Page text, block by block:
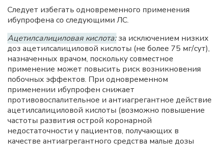
Следует избегать одновременного применения
ибупрофена со следующими ЛС.
Ацетилсалициловая кислота:за исключением низких
доз ацетилсалициловой кислоты (не более 75 мг/сут),
назначенных врачом, поскольку совместное
применение может повысить риск возникновения
побочных эффектов. При одновременном
применении ибупрофен снижает
противовоспалительное и антиагрегантное действие
ацетилсалициловой кислоты (возможно повышение
частоты развития острой коронарной
недостаточности у пациентов, получающих в
качестве антиагрегантного средства малые дозы